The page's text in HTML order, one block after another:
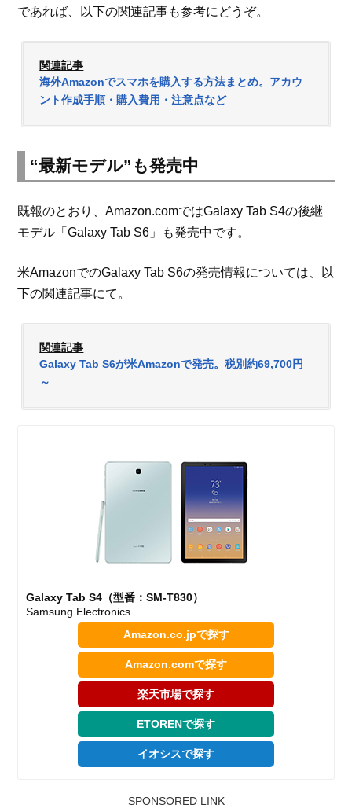
であれば、以下の関連記事も参考にどうぞ。
関連記事
海外Amazonでスマホを購入する方法まとめ。アカウ
ント作成手順・購入費用・注意点など
“最新モデル”も発売中
既報のとおり、Amazon.comではGalaxy Tab S4の後継
モデル「Galaxy Tab S6」も発売中です。
米AmazonでのGalaxy Tab S6の発売情報については、以
下の関連記事にて。
関連記事
Galaxy Tab S6が米Amazonで発売。税別約69,700円
～
Galaxy Tab S4（型番：SM-T830）
Samsung Electronics
Amazon.co.jpで探す
Amazon.comで探す
楽天市場で探す
ETORENで探す
イオシスで探す
SPONSORED LINK